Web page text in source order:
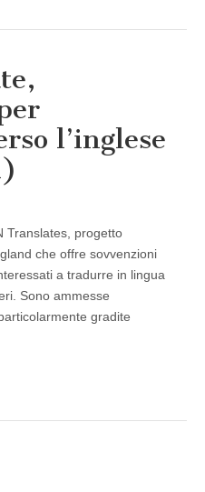
l’inglese
Translates, progetto
che offre sovvenzioni
a tradurre in lingua
Sono ammesse
gradite